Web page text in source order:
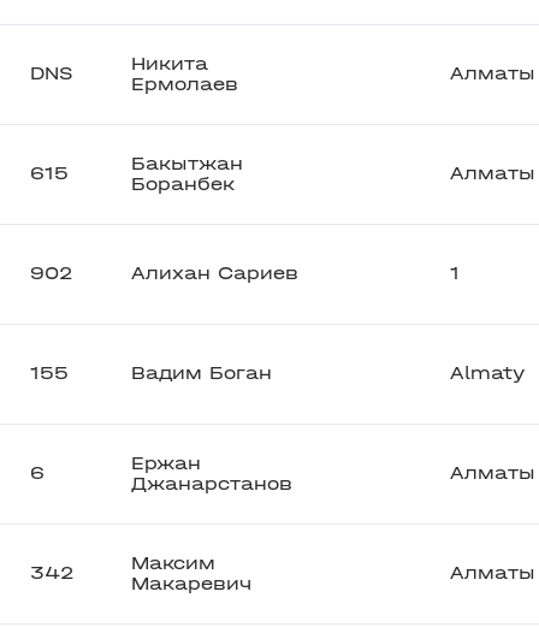
DNS
Никита
Ермолаев
Алматы
615
Бакытжан
Боранбек
Алматы
902 Алихан Сариев 1
155 Вадим Боган Almaty
6
Ержан
Джанарстанов
Алматы
342
Максим
Макаревич
Алматы